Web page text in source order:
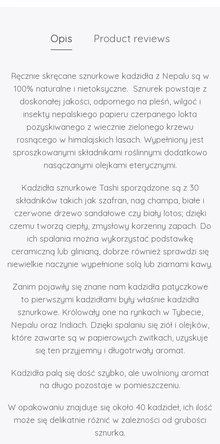
Opis Product reviews
Ręcznie skręcane sznurkowe kadzidła z Nepalu są w
100% naturalne i nietoksyczne. Sznurek powstaje z
doskonałej jakości, odpornego na pleśń, wilgoć i
insekty nepalskiego papieru czerpanego lokta
pozyskiwanego z wiecznie zielonego krzewu
rosnącego w himalajskich lasach. Wypełniony jest
sproszkowanymi składnikami roślinnymi dodatkowo
nasączanymi olejkami eterycznymi.
Kadzidła sznurkowe Tashi sporządzone są z 30
składników takich jak szafran, nag champa, białe i
czerwone drzewo sandałowe czy biały lotos; dzięki
czemu tworzą ciepły, zmysłowy korzenny zapach. Do
ich spalania można wykorzystać podstawkę
ceramiczną lub glinianą, dobrze również sprawdzi się
niewielkie naczynie wypełnione solą lub ziarnami kawy.
Zanim pojawiły się znane nam kadzidła patyczkowe
to pierwszymi kadzidłami były właśnie kadzidła
sznurkowe. Królowały one na rynkach w Tybecie,
Nepalu oraz Indiach. Dzięki spalaniu się ziół i olejków,
które zawarte są w papierowych zwitkach, uzyskuje
się ten przyjemny i długotrwały aromat.
Kadzidła palą się dość szybko, ale uwolniony aromat
na długo pozostaje w pomieszczeniu.
W opakowaniu znajduje się około 40 kadzideł, ich ilość
może się delikatnie różnić w zależności od grubości
sznurka.